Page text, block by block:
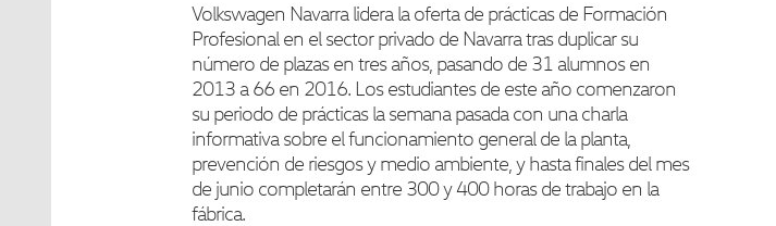
Volkswagen Navarra lidera la oferta de prácticas de Formación
Profesional en el sector privado de Navarra tras duplicar su
número de plazas en tres años, pasando de 31 alumnos en
2013 a 66 en 2016. Los estudiantes de este año comenzaron
su periodo de prácticas la semana pasada con una charla
informativa sobre el funcionamiento general de la planta,
prevención de riesgos y medio ambiente, y hasta finales del mes
de junio completarán entre 300 y 400 horas de trabajo en la
fábrica.